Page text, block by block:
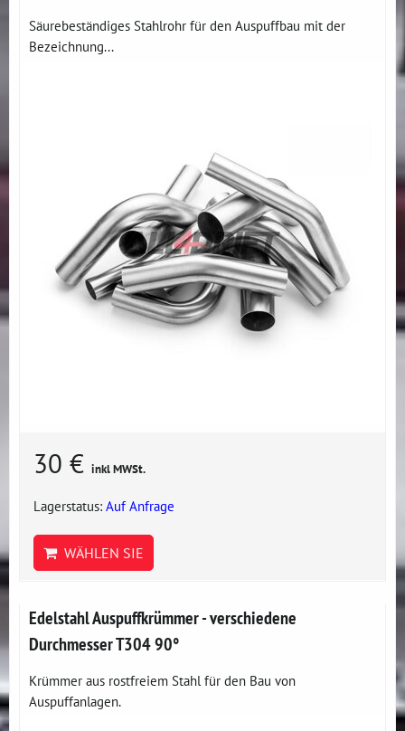
Säurebeständiges Stahlrohr für den Auspuffbau mit der
Bezeichnung...
30 € inkl MWSt.
Lagerstatus: Auf Anfrage
WÄHLEN SIE
Edelstahl Auspuffkrümmer - verschiedene
Durchmesser T304 90°
Krümmer aus rostfreiem Stahl für den Bau von
Auspuffanlagen.